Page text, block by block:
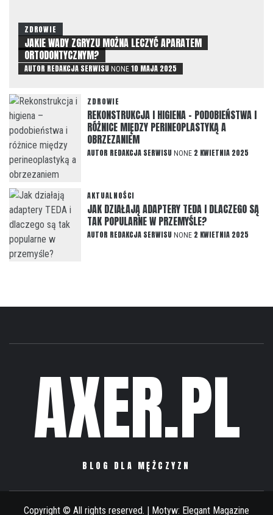
ZDROWIE
JAKIE WADY ZGRYZU MOŻNA LECZYĆ APARATEM
ORTODONTYCZNYM?
AUTOR REDAKCJA SERWISU NONE 10 MAJA 2025
ZDROWIE
REKONSTRUKCJA I HIGIENA – PODOBIEŃSTWA I
RÓŻNICE MIĘDZY PERINEOPLASTYKĄ A
OBRZEZANIEM
AUTOR REDAKCJA SERWISU NONE 2 KWIETNIA 2025
AKTUALNOŚCI
JAK DZIAŁAJĄ ADAPTERY TEDA I DLACZEGO SĄ
TAK POPULARNE W PRZEMYŚLE?
AUTOR REDAKCJA SERWISU NONE 2 KWIETNIA 2025
AXER.PL
BLOG DLA MĘŻCZYZN
Copyright © All rights reserved. | Motyw: Elegant Magazine